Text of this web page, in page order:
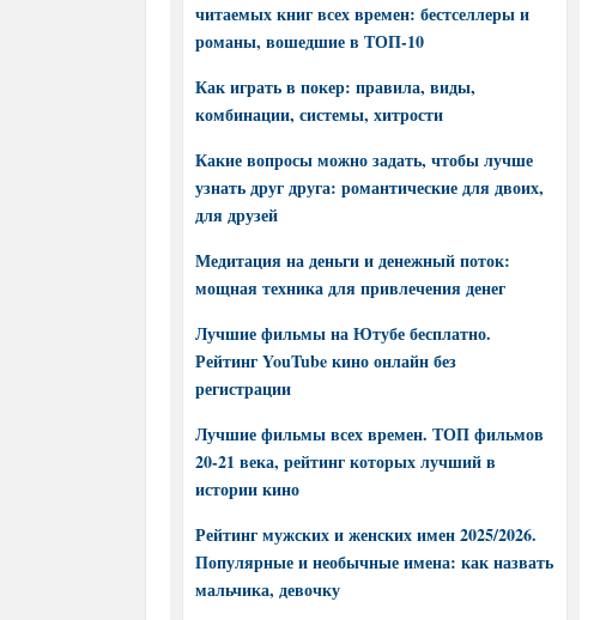
читаемых книг всех времен: бестселлеры и
романы, вошедшие в ТОП-10
Как играть в покер: правила, виды,
комбинации, системы, хитрости
Какие вопросы можно задать, чтобы лучше
узнать друг друга: романтические для двоих,
для друзей
Медитация на деньги и денежный поток:
мощная техника для привлечения денег
Лучшие фильмы на Ютубе бесплатно.
Рейтинг YouTube кино онлайн без
регистрации
Лучшие фильмы всех времен. ТОП фильмов
20-21 века, рейтинг которых лучший в
истории кино
Рейтинг мужских и женских имен 2025/2026.
Популярные и необычные имена: как назвать
мальчика, девочку